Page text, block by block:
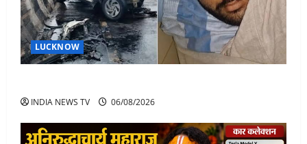
LUCKNOW
INDIA NEWS TV 06/08/2026